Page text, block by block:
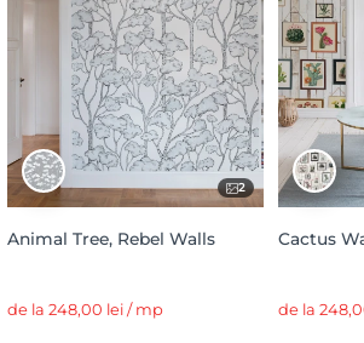
2
Animal Tree, Rebel Walls
de la 248,00 lei / mp
Cactus
de la